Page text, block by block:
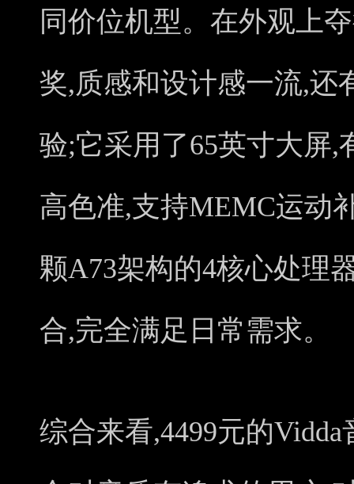
同价位机型。在外观上
奖,质感和设计感一流,还
验;它采用了65英寸大屏,
高色准,支持MEMC运动
颗A73架构的4核心处理
合,完全满足日常需求。
综合来看,4499元的